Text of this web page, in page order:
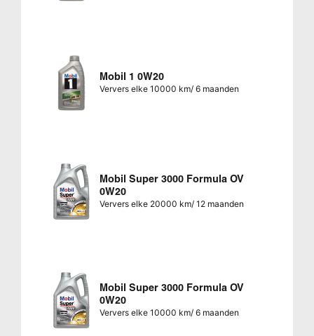
Mobil 1 0W20
Ververs elke 10000 km/ 6 maanden
Mobil Super 3000 Formula OV
0W20
Ververs elke 20000 km/ 12 maanden
Mobil Super 3000 Formula OV
0W20
Ververs elke 10000 km/ 6 maanden